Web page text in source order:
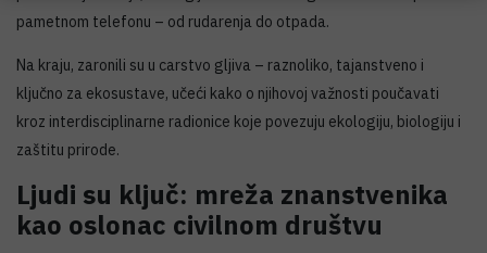
pametnom telefonu – od rudarenja do otpada.
Na kraju, zaronili su u carstvo gljiva – raznoliko, tajanstveno i
ključno za ekosustave, učeći kako o njihovoj važnosti poučavati
kroz interdisciplinarne radionice koje povezuju ekologiju, biologiju i
zaštitu prirode.
Ljudi su ključ: mreža znanstvenika
kao oslonac civilnom društvu